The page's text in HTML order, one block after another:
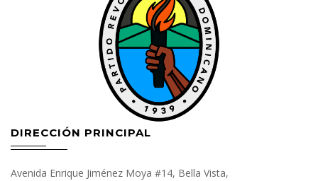
DIRECCIÓN PRINCIPAL
Avenida Enrique Jiménez Moya #14, Bella Vista,